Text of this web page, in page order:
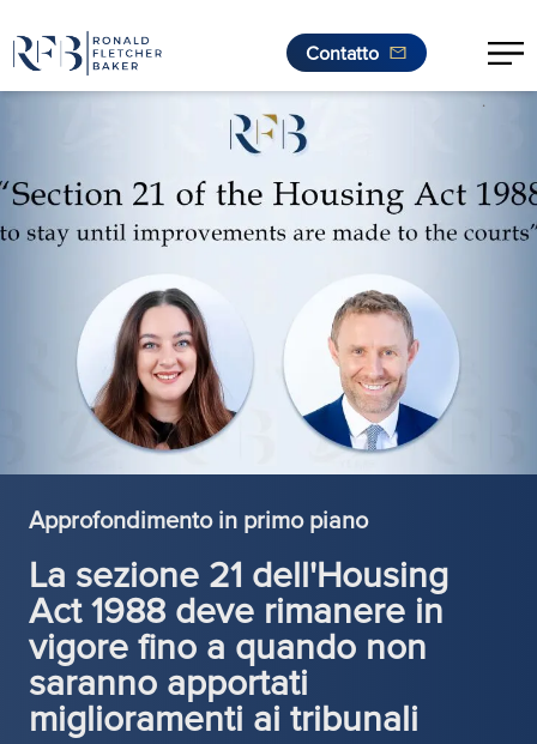
Contatto
.
Approfondimento in primo piano
La sezione 21 dell'Housing
Act 1988 deve rimanere in
vigore fino a quando non
saranno apportati
miglioramenti ai tribunali